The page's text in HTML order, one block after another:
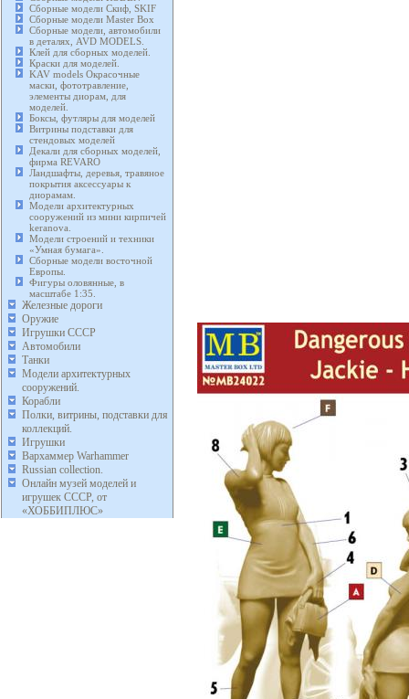
Сборные модели Скиф, SKIF
Сборные модели Master Box
Сборные модели, автомобили
в деталях, AVD MODELS.
Клей для сборных моделей.
Краски для моделей.
KAV models Окрасочные
маски, фототравление,
элементы диорам, для
моделей.
Боксы, футляры для моделей
Витрины подставки для
стендовых моделей
Декали для сборных моделей,
фирма REVARO
Ландшафты, деревья, травяное
покрытия аксессуары к
диорамам.
Модели архитектурных
сооружений из мини кирпичей
keranova.
Модели строений и техники
«Умная бумага».
Сборные модели восточной
Европы.
Фигуры оловянные, в
масштабе 1:35.
Железные дороги
Оружие
Игрушки СССР
Автомобили
Танки
Модели архитектурных
сооружений.
Корабли
Полки, витрины, подставки для
коллекций.
Игрушки
Вархаммер Warhammer
Russian collection.
Онлайн музей моделей и
игрушек СССР, от
«ХОББИПЛЮС»